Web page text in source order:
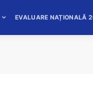
EVALUARE NAȚIONALĂ